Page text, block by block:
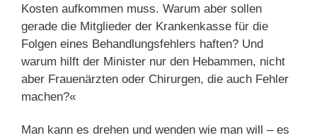
Kosten aufkommen muss. Warum aber sollen
gerade die Mitglieder der Krankenkasse für die
Folgen eines Behandlungsfehlers haften? Und
warum hilft der Minister nur den Hebammen, nicht
aber Frauenärzten oder Chirurgen, die auch Fehler
machen?«
Man kann es drehen und wenden wie man will – es